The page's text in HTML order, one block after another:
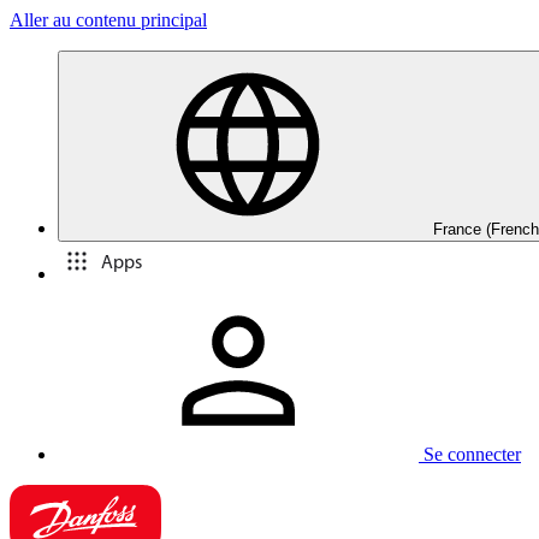
Aller au contenu principal
France
Apps
Se connecter